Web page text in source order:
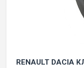
МАСЛА, ХИМИЯ И
ЧАСТИ ЗА
АКСЕСОАРИ ЗА
RENAULT DACIA